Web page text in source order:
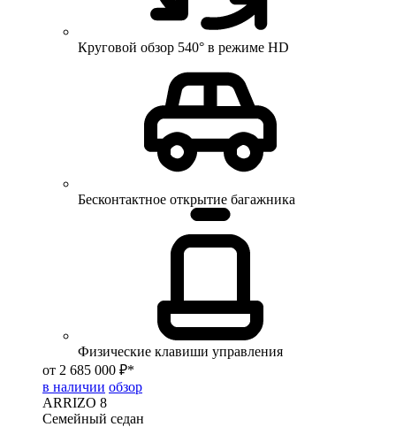
Круговой обзор 540° в режиме HD
Бесконтактное открытие багажника
Физические клавиши управления
от 2 685 000 ₽*
в наличии обзор
ARRIZO 8
Семейный седан